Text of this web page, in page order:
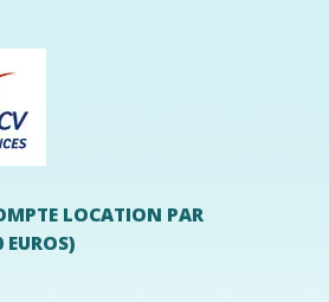
LOCATION PAR